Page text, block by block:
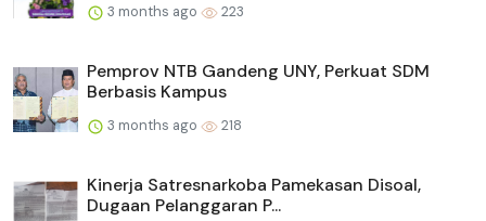
3 months ago 223
Pemprov NTB Gandeng UNY, Perkuat SDM
Berbasis Kampus
3 months ago 218
Kinerja Satresnarkoba Pamekasan Disoal,
Dugaan Pelanggaran P...